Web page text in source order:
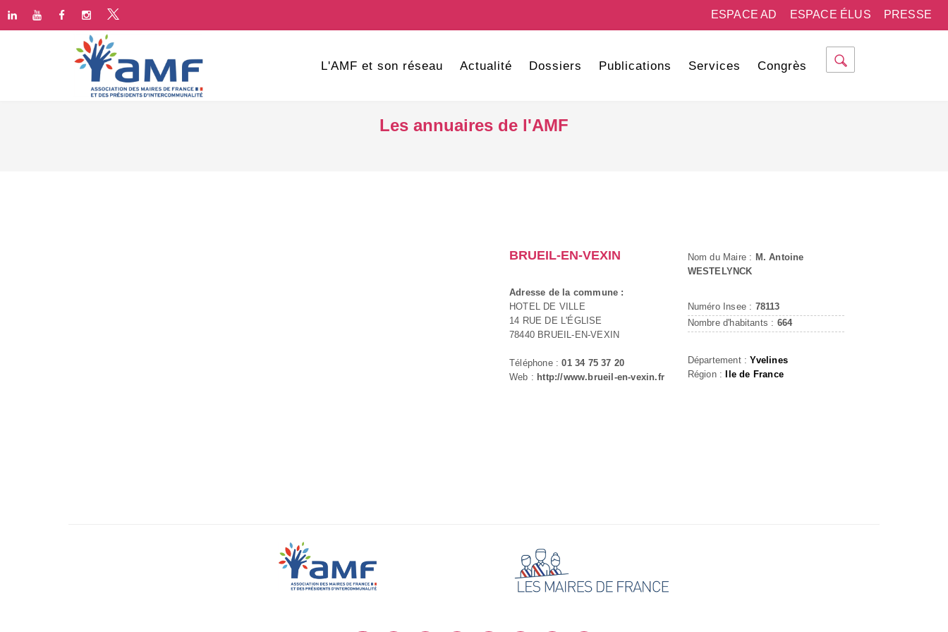
PRESSE
ESPACE ÉLUS
ESPACE AD
L'AMF et son réseau Actualité Dossiers Publications Services Congrès
Les annuaires de l'AMF
BRUEIL-EN-VEXIN
Adresse de la commune :
HOTEL DE VILLE
14 RUE DE L'ÉGLISE
78440 BRUEIL-EN-VEXIN
Téléphone :01 34 75 37 20
Web : http://www.brueil-en-vexin.fr
Nom du Maire : M. Antoine
WESTELYNCK
Numéro Insee : 78113
Nombre d'habitants : 664
Département :Yvelines
Région :
Ile de France